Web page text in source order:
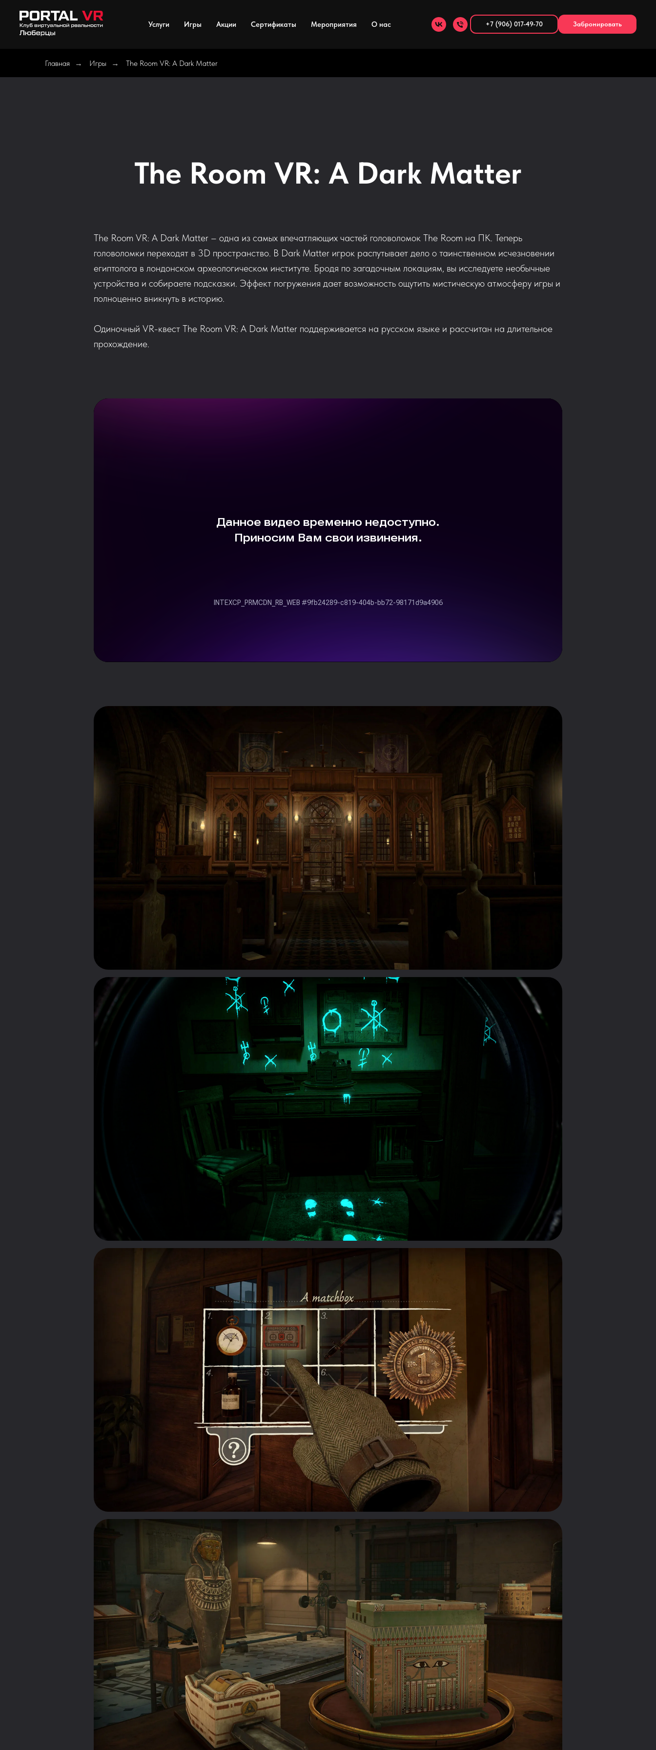
Услуги Игры Акции Сертификаты Мероприятия О нас +7 (906) 017-49-70 Забронировать
Главная → Игры → The Room VR: A Dark Matter
The Room VR: A Dark Matter
The Room VR: A Dark Matter – одна из самых впечатляющих частей головоломок The Room на ПК. Теперь
головоломки переходят в 3D пространство. В Dark Matter игрок распутывает дело о таинственном исчезновении
египтолога в лондонском археологическом институте. Бродя по загадочным локациям, вы исследуете необычные
устройства и собираете подсказки. Эффект погружения дает возможность ощутить мистическую атмосферу игры и
полноценно вникнуть в историю.
Одиночный VR-квест The Room VR: A Dark Matter поддерживается на русском языке и рассчитан на длительное
прохождение.